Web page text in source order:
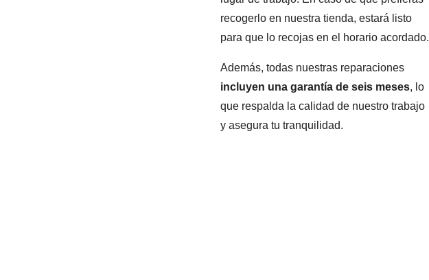
recogerlo en nuestra tienda, estará listo
para que lo recojas en el horario acordado.
Además, todas nuestras reparaciones
incluyen una garantía de seis meses, lo
que respalda la calidad de nuestro trabajo
y asegura tu tranquilidad.